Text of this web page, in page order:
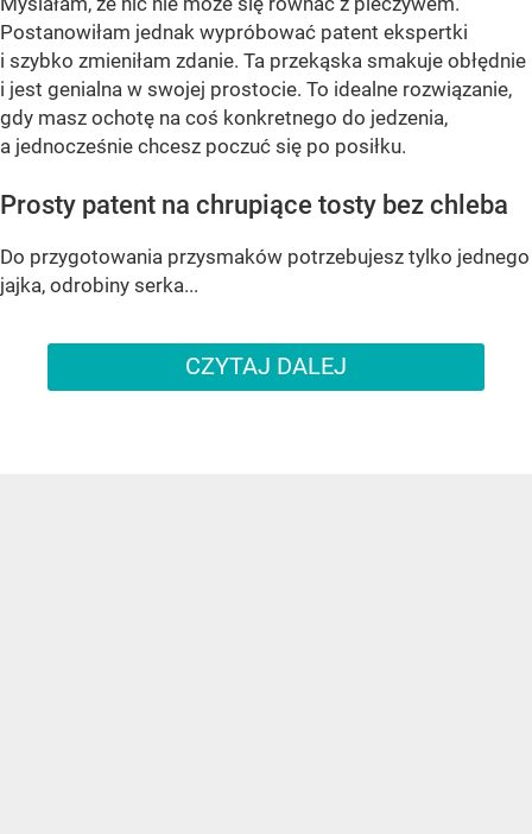
Postanowiłam jednak wypróbować patent ekspertki
i szybko zmieniłam zdanie. Ta przekąska smakuje obłędnie
i jest genialna w swojej prostocie. To idealne rozwiązanie,
gdy masz ochotę na coś konkretnego do jedzenia,
a jednocześnie chcesz poczuć się po posiłku.
Prosty patent na chrupiące tosty bez chleba
Do przygotowania przysmaków potrzebujesz tylko jednego
jajka, odrobiny serka...
CZYTAJ DALEJ